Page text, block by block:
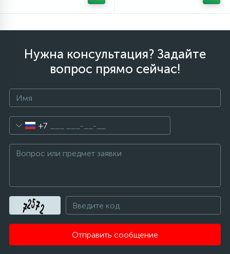
Нужна консультация? Задайте
вопрос прямо сейчас!
+7
Отправить сообщение